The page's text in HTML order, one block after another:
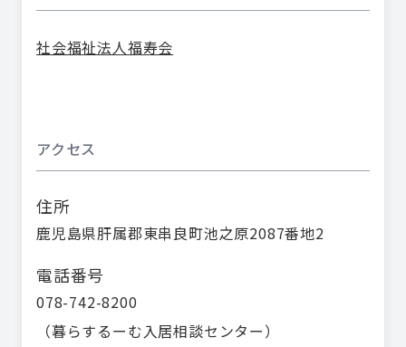
社会福祉法人福寿会
アクセス
住所
鹿児島県肝属郡東串良町池之原2087番地2
電話番号
078-742-8200
（暮らするーむ入居相談センター）